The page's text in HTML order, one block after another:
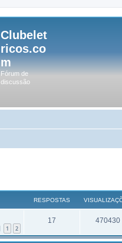
Clubelet
ricos.co
m
Fórum de
discussão
RESPOSTAS
1 2
17 470430